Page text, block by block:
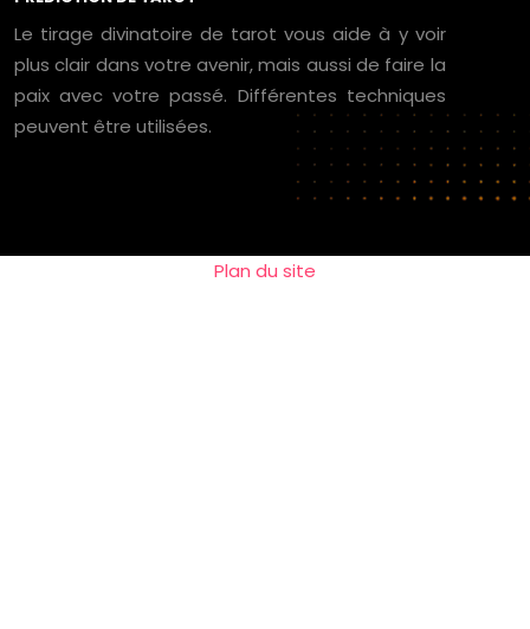
Le tirage divinatoire de tarot vous aide à y voir
plus clair dans votre avenir, mais aussi de faire la
paix avec votre passé. Différentes techniques
peuvent être utilisées.
Plan du site